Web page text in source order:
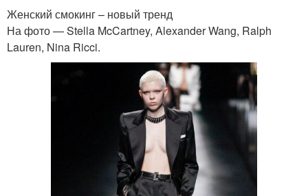
Женский смокинг – новый тренд
На фото — Stella McCartney, Alexander Wang, Ralph
Lauren, Nina Ricci.